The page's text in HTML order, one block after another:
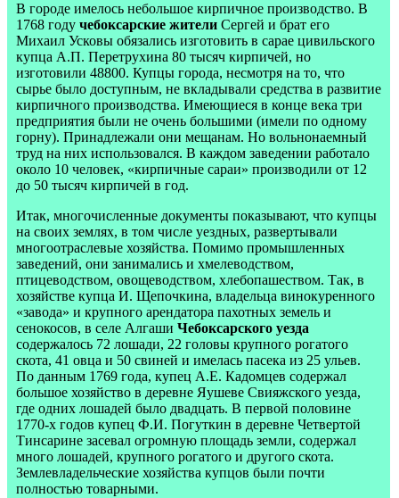
В городе имелось небольшое кирпичное производство. В
1768 году чебоксарские жители Сергей и брат его
Михаил Усковы обязались изготовить в сарае цивильского
купца А.П. Перетрухина 80 тысяч кирпичей, но
изготовили 48800. Купцы города, несмотря на то, что
сырье было доступным, не вкладывали средства в развитие
кирпичного производства. Имеющиеся в конце века три
предприятия были не очень большими (имели по одному
горну). Принадлежали они мещанам. Но вольнонаемный
труд на них использовался. В каждом заведении работало
около 10 человек, «кирпичные сараи» производили от 12
до 50 тысяч кирпичей в год.
Итак, многочисленные документы показывают, что купцы
на своих землях, в том числе уездных, развертывали
многоотраслевые хозяйства. Помимо промышленных
заведений, они занимались и хмелеводством,
птицеводством, овощеводством, хлебопашеством. Так, в
хозяйстве купца И. Щепочкина, владельца винокуренного
«завода» и крупного арендатора пахотных земель и
сенокосов, в селе Алгаши Чебоксарского уезда
содержалось 72 лошади, 22 головы крупного рогатого
скота, 41 овца и 50 свиней и имелась пасека из 25 ульев.
По данным 1769 года, купец А.Е. Кадомцев содержал
большое хозяйство в деревне Яушеве Свияжского уезда,
где одних лошадей было двадцать. В первой половине
1770-х годов купец Ф.И. Погуткин в деревне Четвертой
Тинсарине засевал огромную площадь земли, содержал
много лошадей, крупного рогатого и другого скота.
Землевладельческие хозяйства купцов были почти
полностью товарными.